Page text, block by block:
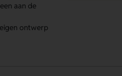
aan de
ontwerp